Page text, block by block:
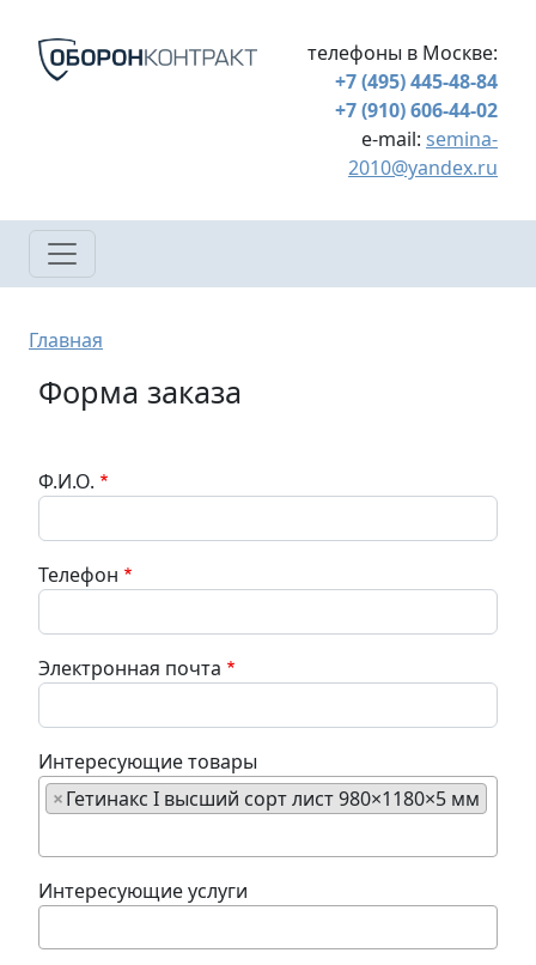
телефоны в Москве:
+7 (495) 445-48-84
+7 (910) 606-44-02
e-mail: semina-
2010@yandex.ru
Строка навигации
Главная
Форма заказа
Ф.И.О.
Телефон
Электронная почта
Интересующие товары
×Гетинакс I высший сорт лист 980×1180×5 мм
Интересующие услуги